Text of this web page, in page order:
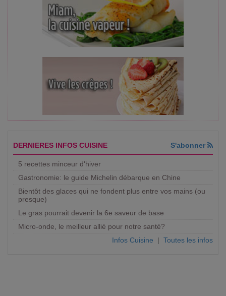
DERNIERES INFOS CUISINE S'abonner
5 recettes minceur d'hiver
Gastronomie: le guide Michelin débarque en Chine
Bientôt des glaces qui ne fondent plus entre vos mains (ou
presque)
Le gras pourrait devenir la 6e saveur de base
Micro-onde, le meilleur allié pour notre santé?
Infos Cuisine | Toutes les infos